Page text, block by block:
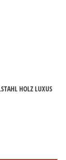
HOLZ LUXUS